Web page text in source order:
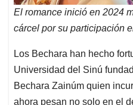
El romance inició en 2024
cárcel por su participación
Los Bechara han hecho
Universidad del Sinú
Bechara Zainúm quien
ahora pesan no solo en el